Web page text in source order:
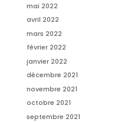
mai 2022
avril 2022
mars 2022
février 2022
janvier 2022
décembre 2021
novembre 2021
octobre 2021
septembre 2021